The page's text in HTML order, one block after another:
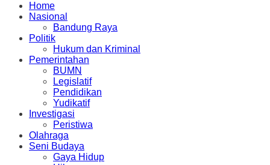
Home
Nasional
Bandung Raya
Politik
Hukum dan Kriminal
Pemerintahan
BUMN
Legislatif
Pendidikan
Yudikatif
Investigasi
Peristiwa
Olahraga
Seni Budaya
Gaya Hidup